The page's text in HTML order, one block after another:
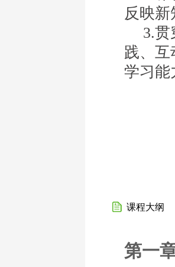
反映
3.贯
践、
学习能
课程大纲
第一